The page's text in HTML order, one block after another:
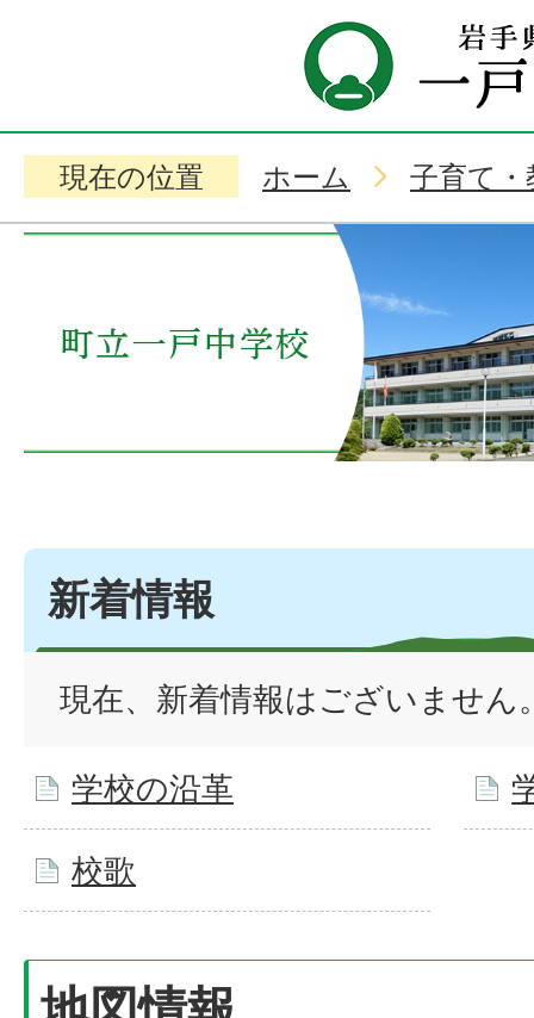
現在の位置 ホーム 子育て・
新着情報
現在、新着情報はございません
学校の沿革
校歌